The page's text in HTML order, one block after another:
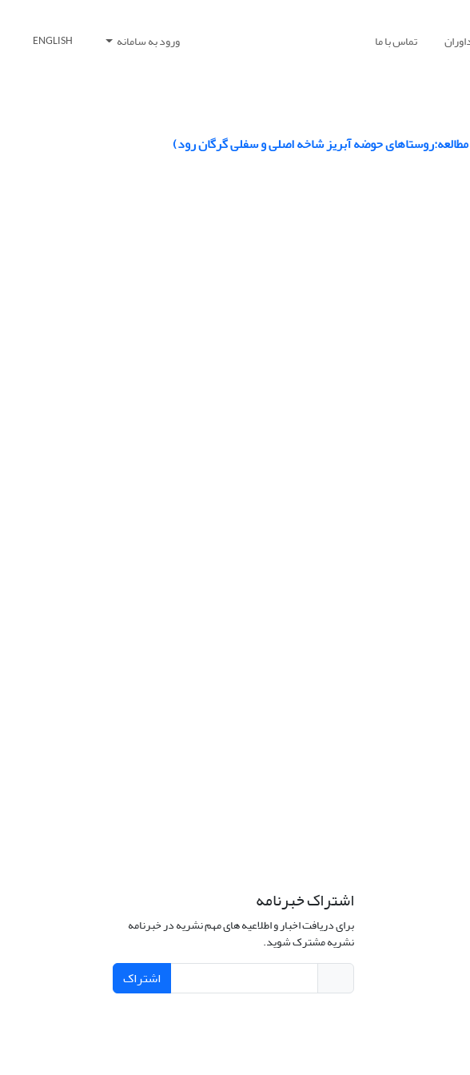
تماس با ما ورود به سامانه ENGLISH
حوضه آبریز شاخه اصلی و سفلی گرگان رود)
اشتراک خبرنامه
برای دریافت اخبار و اطلاعیه های مهم نشریه در خبرنامه
نشریه مشترک شوید.
اشتراک